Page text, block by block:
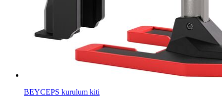
BEYCEPS kurulum kiti